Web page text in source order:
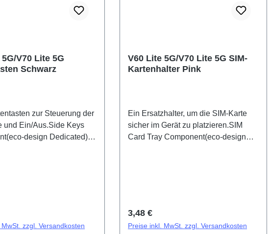
V70 Lite 5G
Schwarz
zur Steuerung der
und Ein/Aus.Side Keys
design Dedicated)
Preis:
zzgl. Versandkosten
V60 Lite 5G/V70 Lite 5G SIM-
Kartenhalter Pink
Ein Ersatzhalter, um die SIM-Karte
sicher im Gerät zu platzieren.SIM
Card Tray Component(eco-design
Regulärer Preis:
3,48 €
Preise inkl. MwSt. zzgl. Versandkosten